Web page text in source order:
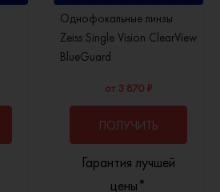
Однофокальные линзы
Zeiss Single Vision ClearView
BlueGuard
от 3 870 ₽
ПОЛУЧИТЬ
КОНСУЛЬТАЦИЮ
Гарантия лучшей
цены*